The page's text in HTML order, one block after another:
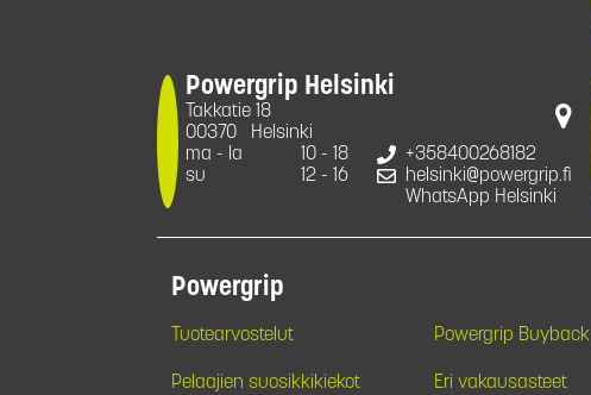
Powergrip Helsinki
Takkatie 18
00370
Helsinki
ma - la
10 - 18
su
12 - 16
+358400268182
helsinki@powergrip.fi
WhatsApp Helsinki
Powergrip
Tuotearvostelut Powergrip Buyback
Pelaajien suosikkikiekot Eri vakausasteet